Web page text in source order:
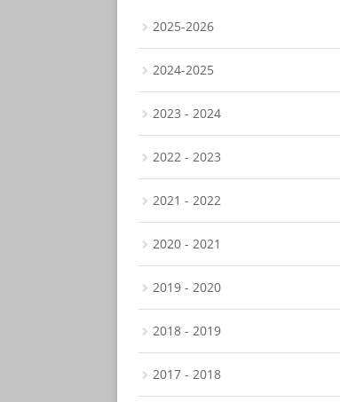
2025-2026
2024-2025
2023 - 2024
2022 - 2023
2021 - 2022
2020 - 2021
2019 - 2020
2018 - 2019
2017 - 2018